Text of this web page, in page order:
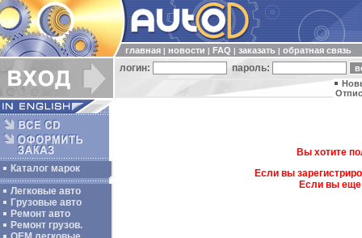
главная новости FAQ заказать обратная связь
логин: пароль:
Каталог марок
Легковые авто
Грузовые авто
Ремонт авто
Ремонт грузов.
Вы хотите
Если вы
Если вы еще